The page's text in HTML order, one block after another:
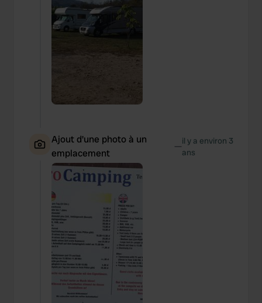
Ajout d'une photo à un
emplacement
—il y a environ 3
ans